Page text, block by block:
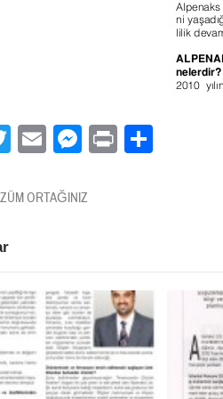
Twitter
EmailMessenger
Print
ORTAĞINIZ